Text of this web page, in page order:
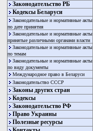
Законодательство РБ
Кодексы Беларуси
Законодательные и нормативные акты
по дате принятия
Законодательные и нормативные акты
принятые различными органами власти
Законодательные и нормативные акты
по темам
Законодательные и нормативные акты
по виду документы
Международное право в Беларуси
Законодательство СССР
Законы других стран
Кодексы
Законодательство РФ
Право Украины
Полезные ресурсы